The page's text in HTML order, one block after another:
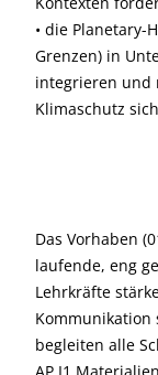
• die Planetary-
Grenzen) in
integrieren und
Klimaschutz
Das Vorhaben
laufende, eng
Lehrkräfte
Kommunikation
begleiten alle